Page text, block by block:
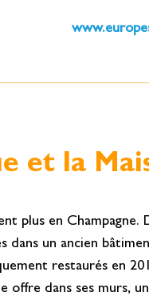
et la
plus en Champagne.
dans un ancien
restaurés en
offre dans ses murs,